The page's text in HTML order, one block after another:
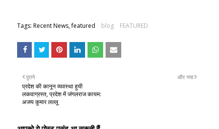
Tags: Recent News, featured blog FEATURED
और नया
पुराने
प्रदेश की कानून व्यवस्था हुयी
लकवाग्रस्त, प्रदेश में जंगलराज कायम:
अजय कुमार लल्लू